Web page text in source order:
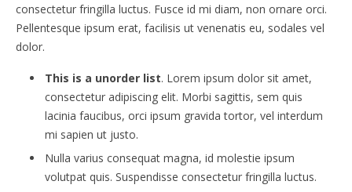
consectetur fringilla luctus. Fusce id mi diam, non ornare orci.
Pellentesque ipsum erat, facilisis ut venenatis eu, sodales vel
dolor.
This is a unorder list. Lorem ipsum dolor sit amet,
consectetur adipiscing elit. Morbi sagittis, sem quis
lacinia faucibus, orci ipsum gravida tortor, vel interdum
mi sapien ut justo.
Nulla varius consequat magna, id molestie ipsum
volutpat quis. Suspendisse consectetur fringilla luctus.